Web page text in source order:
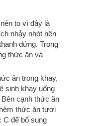
to vì đây là
nhảy nhót nên
đứng. Trong
thức ăn và
ăn trong khay,
sinh khay uống
cạnh thức ăn
thức ăn tươi
C để bổ sung